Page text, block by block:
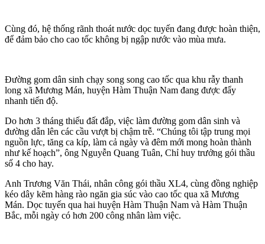
Cùng đó, hệ thống rãnh thoát nước dọc tuyến đang được hoàn thiện,
để đảm bảo cho cao tốc không bị ngập nước vào mùa mưa.
Đường gom dân sinh chạy song song cao tốc qua khu rẫy thanh
long xã Mương Mán, huyện Hàm Thuận Nam đang được đẩy
nhanh tiến độ.
Do hơn 3 tháng thiếu đất đắp, việc làm đường gom dân sinh và
đường dẫn lên các cầu vượt bị chậm trễ. “Chúng tôi tập trung mọi
nguồn lực, tăng ca kíp, làm cả ngày và đêm mới mong hoàn thành
như kế hoạch”, ông Nguyễn Quang Tuân, Chỉ huy trưởng gói thầu
số 4 cho hay.
Anh Trương Văn Thái, nhân công gói thầu XL4, cùng đồng nghiệp
kéo dây kẽm hàng rào ngăn gia súc vào cao tốc qua xã Mương
Mán. Dọc tuyến qua hai huyện Hàm Thuận Nam và Hàm Thuận
Bắc, mỗi ngày có hơn 200 công nhân làm việc.